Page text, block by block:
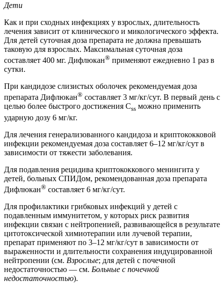
Дети
Как и при сходных инфекциях у взрослых, длительность
лечения зависит от клинического и микологического эффекта.
Для детей суточная доза препарата не должна превышать
таковую для взрослых. Максимальная суточная доза
составляет 400 мг. Дифлюкан® применяют ежедневно 1 раз в
сутки.
При кандидозе слизистых оболочек рекомендуемая доза
препарата Дифлюкан® составляет 3 мг/кг/сут. В первый день с
целью более быстрого достижения Css можно применить
ударную дозу 6 мг/кг.
Для лечения генерализованного кандидоза и криптококковой
инфекции рекомендуемая доза составляет 6–12 мг/кг/сут в
зависимости от тяжести заболевания.
Для подавления рецидива криптококкового менингита у
детей, больных СПИДом, рекомендованная доза препарата
Дифлюкан® составляет 6 мг/кг/сут.
Для профилактики грибковых инфекций у детей с
подавленным иммунитетом, у которых риск развития
инфекции связан с нейтропенией, развивающейся в результате
цитотоксической химиотерапии или лучевой терапии,
препарат применяют по 3–12 мг/кг/сут в зависимости от
выраженности и длительности сохранения индуцированной
нейтропении (см. Взрослые; для детей с почечной
недостаточностью — см. Больные с почечной
недостаточностью).